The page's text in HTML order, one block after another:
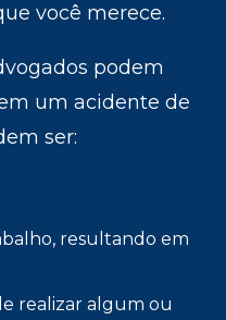
você merece.
podem
um acidente de
ser:
resultando em
realizar algum ou